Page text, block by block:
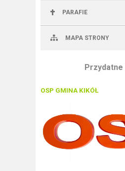
PARAFIE
MAPA STRONY
Przydatne
OSP GMINA KIKÓŁ